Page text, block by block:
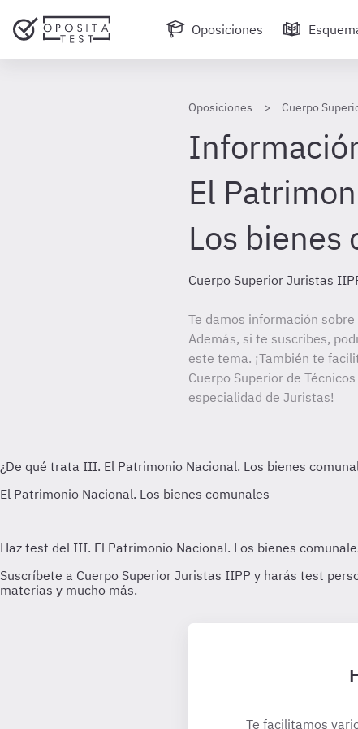
Oposiciones
Oposiciones Cuerpo
El
Los bienes
Cuerpo Superior Juristas
Te damos información
Además, si te suscribes,
este tema. ¡También te
Cuerpo Superior de
especialidad de Juristas!
Te facilitamos